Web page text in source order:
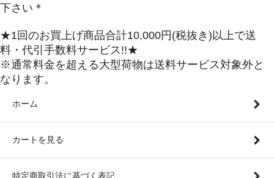
下さい＊
★1回のお買上げ商品合計10,000円(税抜き)以上で送
料・代引手数料サービス!!★
※通常料金を超える大型荷物は送料サービス対象外と
なります。
ホーム
カートを見る
特定商取引法に基づく表記